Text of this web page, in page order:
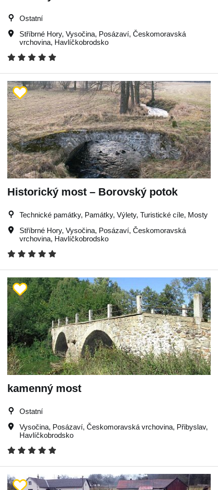
Ostatní
Stříbrné Hory, Vysočina, Posázaví, Českomoravská
vrchovina, Havlíčkobrodsko
Historický most – Borovský potok
Technické památky, Památky, Výlety, Turistické cíle, Mosty
Stříbrné Hory, Vysočina, Posázaví, Českomoravská
vrchovina, Havlíčkobrodsko
kamenný most
Ostatní
Vysočina, Posázaví, Českomoravská vrchovina, Přibyslav,
Havlíčkobrodsko